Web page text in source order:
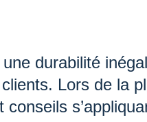
durabilité
Lors de la